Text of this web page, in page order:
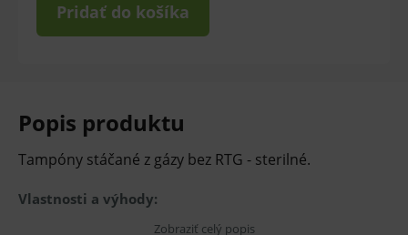
Pridať do košíka
Popis produktu
Tampóny stáčané z gázy bez RTG - sterilné.
Vlastnosti a výhody:
100 % vysoko bielená bavlna
Zobraziť celý popis